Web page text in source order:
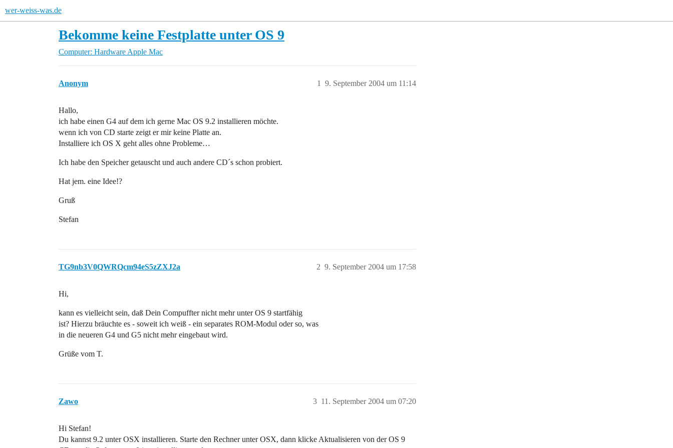
wer-weiss-was.de
Bekomme keine Festplatte unter OS 9
Computer: Hardware Apple Mac
Anonym 9. September 2004 um 11:14
1
Hallo,
ich habe einen G4 auf dem ich gerne Mac OS 9.2 installieren möchte.
wenn ich von CD starte zeigt er mir keine Platte an.
Installiere ich OS X geht alles ohne Probleme…
Ich habe den Speicher getauscht und auch andere CD´s schon probiert.
Hat jem. eine Idee!?
Gruß
Stefan
TG9nb3V0QWRQcm94eS5zZXJ2a 9. September 2004 um 17:58
2
Hi,
kann es vielleicht sein, daß Dein Compuffter nicht mehr unter OS 9 startfähig
ist? Hierzu bräuchte es - soweit ich weiß - ein separates ROM-Modul oder so, was
in die neueren G4 und G5 nicht mehr eingebaut wird.
Grüße vom T.
Zawo 11. September 2004 um 07:20
3
Hi Stefan!
Du kannst 9.2 unter OSX installieren. Starte den Rechner unter OSX, dann klicke Aktualisieren von der OS 9